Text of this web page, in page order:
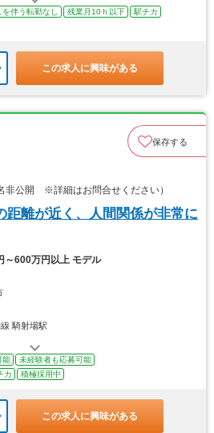
伴う転勤なし 残業月10ｈ以下
駅チカ
この求人に興味がある
保存する
非公開 ※詳細はお問合せください）
距離が近く、人間関係が非常に
～600万円以上 モデル
騎射場駅
能
未経験者も応募可能
カ 積極採用中
この求人に興味がある